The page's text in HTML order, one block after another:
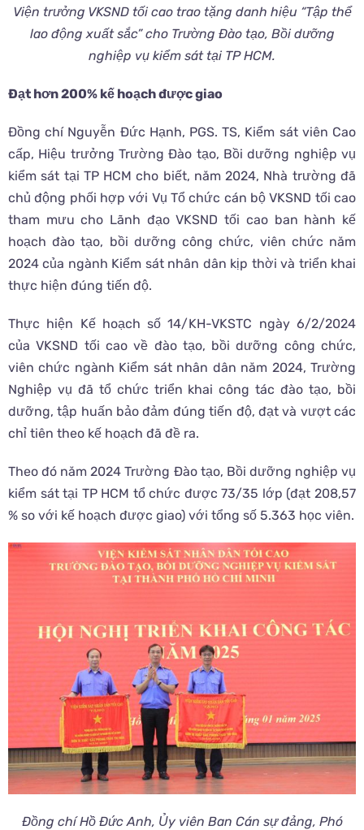
Viện trưởng VKSND tối cao trao tặng danh hiệu “Tập thể
lao động xuất sắc” cho Trường Đào tạo, Bồi dưỡng
nghiệp vụ kiểm sát tại TP HCM.
Đạt hơn 200% kế hoạch được giao
Đồng chí Nguyễn Đức Hạnh, PGS. TS, Kiểm sát viên Cao
cấp, Hiệu trưởng Trường Đào tạo, Bồi dưỡng nghiệp vụ
kiểm sát tại TP HCM cho biết, năm 2024, Nhà trường đã
chủ động phối hợp với Vụ Tổ chức cán bộ VKSND tối cao
tham mưu cho Lãnh đạo VKSND tối cao ban hành kế
hoạch đào tạo, bồi dưỡng công chức, viên chức năm
2024 của ngành Kiểm sát nhân dân kịp thời và triển khai
thực hiện đúng tiến độ.
Thực hiện Kế hoạch số 14/KH-VKSTC ngày 6/2/2024
của VKSND tối cao về đào tạo, bồi dưỡng công chức,
viên chức ngành Kiểm sát nhân dân năm 2024, Trường
Nghiệp vụ đã tổ chức triển khai công tác đào tạo, bồi
dưỡng, tập huấn bảo đảm đúng tiến độ, đạt và vượt các
chỉ tiên theo kế hoạch đã đề ra.
Theo đó năm 2024 Trường Đào tạo, Bồi dưỡng nghiệp vụ
kiểm sát tại TP HCM tổ chức được 73/35 lớp (đạt 208,57
% so với kế hoạch được giao) với tổng số 5.363 học viên.
Đồng chí Hồ Đức Anh, Ủy viên Ban Cán sự đảng, Phó